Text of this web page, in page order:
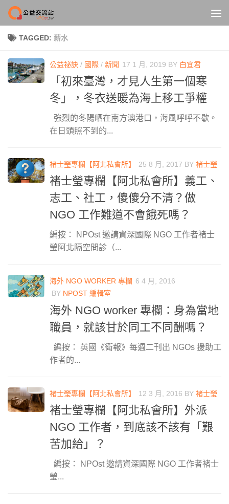
Skip to content
TAGGED: 薪水
公益祕訣 / 國際 / 新聞 17 1 月, 2019 BY 白宜君
「初來臺灣，才見人生第一個寒
冬」，冬衣送暖為海上移工爭權
強烈的冬陽晒在南方澳港口，海風呼呼不歇。
在日頭照不到的...
褚士瑩專欄【阿北私會所】 25 8 月, 2017 BY 褚士瑩
褚士瑩專欄【阿北私會所】義工、
志工、社工，傻傻分不清？做
NGO 工作難道不會餓死嗎？
編按： NPOst 邀請資深國際 NGO 工作者褚士
瑩阿北隔空問診（...
海外 NGO WORKER 專欄 6 4 月, 2016
BY NPOST 編輯室
海外 NGO worker 專欄：身為當地
職員，就該甘於同工不同酬嗎？
編按： 英國《衛報》每週二刊出 NGOs 援助工
作者的...
褚士瑩專欄【阿北私會所】 12 3 月, 2016 BY 褚士瑩
褚士瑩專欄【阿北私會所】外派
NGO 工作者，到底該不該有「艱
苦加給」？
編按： NPOst 邀請資深國際 NGO 工作者褚士
瑩...